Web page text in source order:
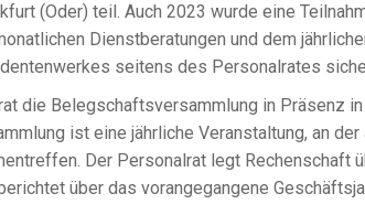
(Oder) teil. Auch 2023 wurde eine
Dienstberatungen und dem
seitens des Personalrates
die Belegschaftsversammlung in Präsenz
ist eine jährliche Veranstaltung, an
Der Personalrat legt Rechenschaft
über das vorangegangene